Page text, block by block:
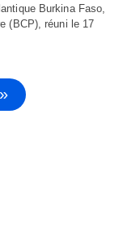
Burkina Faso,
(BCP), réuni le 17